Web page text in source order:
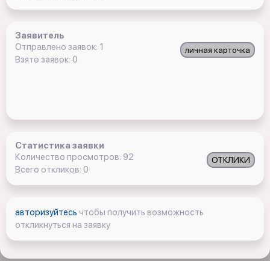
Заявитель
личная карточка
Отправлено заявок: 1
Взято заявок: 0
Статистика заявки
ОТКЛИКИ
Количество просмотров: 92
Всего откликов: 0
авторизуйтесь чтобы получить возможность
откликнуться на заявку